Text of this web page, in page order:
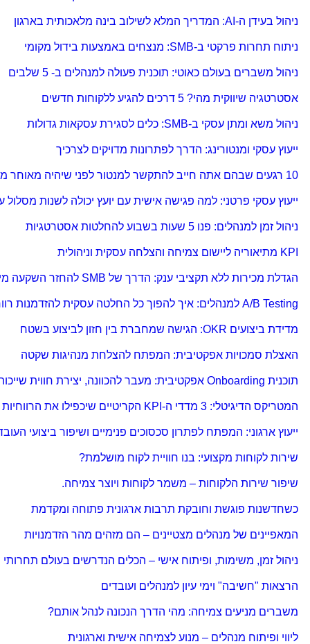
ניהול בעידן ה-AI: המדריך המלא לשילוב בינה מלאכותית בארגון
ניתוח תחרות פרקטי ב-SMB: מנצחים באמצעות בידול מקומי
ניהול משברים בעולם כאוטי: תוכנית פעולה למנהלים ב- 5 שלבים
אסטרטגיה שיווקית מהי? 5 דרכים להגיע ללקוחות חדשים
ניהול משא ומתן עסקי ב-SMB: כלים לסגירת עסקאות גדולות
ייעוץ עסקי ומנטורינג: הדרך לפתרונות מדויקים לצרכיך
10 רגעים שבהם אתה חייב להתקשר למנטור לפני שיהיה מאוחר מדי
ייעוץ עסקי פרטני: למה פגישה אישית עם יועץ יכולה לשנות מסלול
ניהול זמן למנהלים: פנו 5 שעות בשבוע להחלטות אסטרטגיות
KPI מתיאוריה ליישום צמיחה והצלחה עסקית וניהולית
הגדלת מכירות ללא תקציבי ענק: הדרך של SMB להחזר השקעה מיידי
A/B Testing למנהלים: איך להפוך כל החלטה עסקית להזדמנות רווח
מדידת ביצועים OKR: הגישה שמחברת בין חזון לביצוע בשטח
האצלת סמכויות אפקטיבית: המפתח להצלחת מנהיגות שקטה
תוכנית Onboarding אפקטיבית: מעבר להכוונה, יצירת חווית שייכות
המטריקס הדיגיטלי: 3 מדדי ה-KPI הקריטיים שיכפילו את הרווחיות שלכם אונליין
ייעוץ ארגוני: המפתח לפתרון סכסוכים פנימיים ושיפור ביצועי
שירות לקוחות מקצועי: בנו חוויית לקוח מושלמת?
שיפור שירות הלקוחות – משמר לקוחות ויוצר צמיחה.
כשחדשנות פוגשת וחובקת תרבות ארגונית פתוחה ומקדמת
המאפיינים של מנהלים מצטיינים – הם מזהים מהר הזדמנויות
ניהול זמן, משימות, ופיתוח אישי – הכלים הנדרשים בעולם תחרותי
הרצאות "חשיבה" וימי עיון למנהלים ועובדים
משברים מניעים צמיחה: מהי הדרך הנכונה לנהל אותם?
ליווי ופיתוח מנהלים – מנוע לצמיחה אישית וארגונית